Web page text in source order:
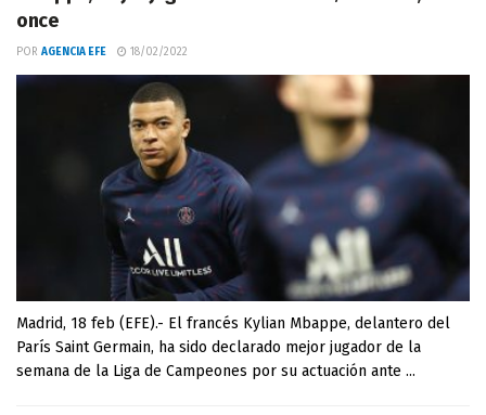
once
POR AGENCIA EFE 18/02/2022
Madrid, 18 feb (EFE).- El francés Kylian Mbappe, delantero del
París Saint Germain, ha sido declarado mejor jugador de la
semana de la Liga de Campeones por su actuación ante ...